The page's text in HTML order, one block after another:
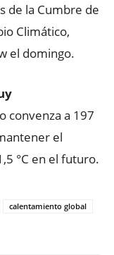
de la Cumbre de
Climático,
el domingo.
convenza a 197
el
°C en el futuro.
calentamiento global